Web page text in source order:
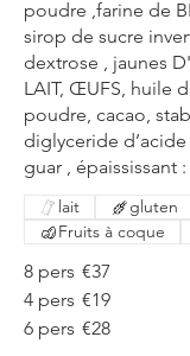
poudre ,farine de
sirop de sucre
dextrose , jaunes
LAIT, ŒUFS, huile
poudre, cacao,
diglyceride
8 pers €37
4 pers €19
6 pers €28
lait gluten
Fruits à coque